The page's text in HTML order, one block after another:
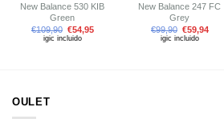
New Balance 530 KIB
Green
€109,90 €54,95
igic incluido
New Balance 247 FC
Grey
€99,90 €59,94
igic incluido
OULET